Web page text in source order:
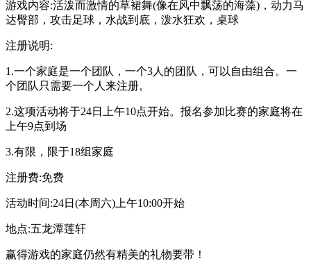
游戏内容:活泼而激情的草裙舞(像在风中飘荡的海藻)，动力马
达臀部，攻击足球，水战到底，泼水狂欢，桌球
注册说明:
1.一个家庭是一个团队，一个3人的团队，可以自由组合。一
个团队只需要一个人来注册。
2.这项活动将于24日上午10点开始。报名参加比赛的家庭将在
上午9点到场
3.有限，限于18组家庭
注册费:免费
活动时间:24日(本周六)上午10:00开始
地点:五龙潭莲轩
赢得游戏的家庭仍然有精美的礼物要带！